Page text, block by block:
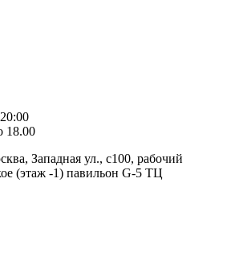
18.00
Западная ул., с100, рабочий
(этаж -1) павильон G-5 ТЦ